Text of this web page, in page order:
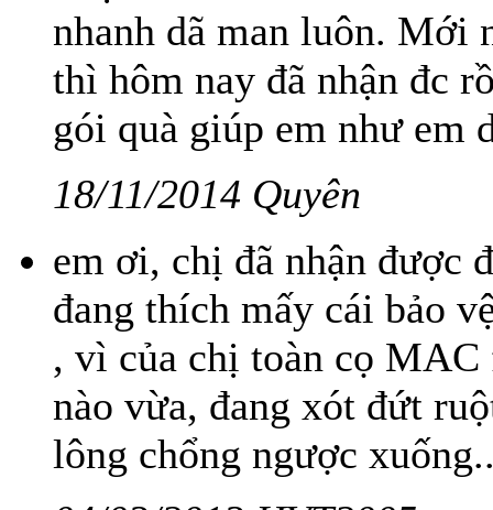
nhanh dã man luôn. Mới
thì hôm nay đã nhận đc
gói quà giúp em như em
18/11/2014 Quyên
em ơi, chị đã nhận được
đang thích mấy cái bảo
, vì của chị toàn cọ
nào vừa, đang xót đứt
lông chổng ngược